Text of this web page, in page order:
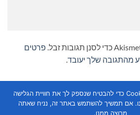
פרטים
מהתגובה שלך יעובד.
אנו משתמשים בקובצי Cookie כדי להבטיח שנספק לך את חוויית הגלישה
אם תמשיך להשתמש באתר זה, נניח שאתה
מרוצה ממנו.